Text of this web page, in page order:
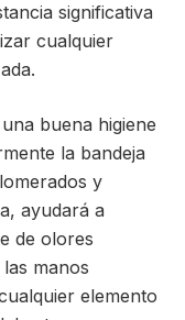
significativa
cualquier
buena higiene
la bandeja
y
ayudará a
de olores
manos
elemento